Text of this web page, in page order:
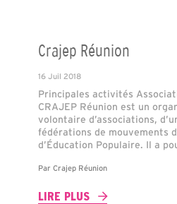
Crajep Réunion
16 Juil 2018
Principales activités
CRAJEP Réunion est un
volontaire d’associations,
fédérations de mouvements
d’Éducation Populaire. Il a
Par Crajep Réunion
LIRE PLUS